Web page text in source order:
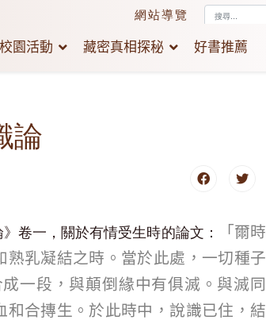
網站導覽
校園活動 藏密真相探秘 好書推薦
論
卷一，關於有情受生時的論文：
「爾時
乳凝結之時。當於此處，一切種子
一段，與顛倒緣中有俱滅。與滅同
合摶生。於此時中，說識已住，結